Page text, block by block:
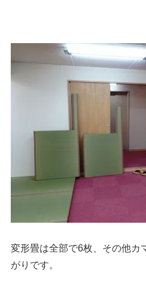
変形畳は全部で6枚、その他カ
がりです。